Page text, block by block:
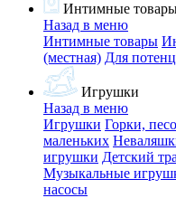
Интимные
Назад в меню
Интимные товары
(местная) Для
Игрушки
Назад в меню
Игрушки Горки,
маленьких
игрушки Детский
Музыкальные
насосы